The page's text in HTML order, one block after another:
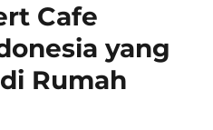
Cafe
yang
Rumah